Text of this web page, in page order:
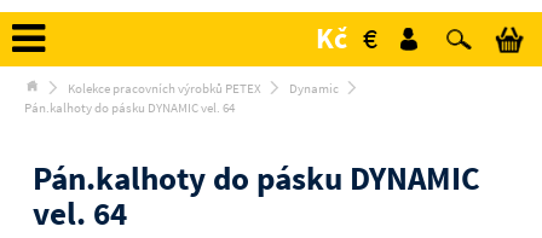
Kč €
Kolekce pracovních výrobků PETEX
Dynamic
Pán.kalhoty do pásku DYNAMIC vel. 64
Pán.kalhoty do pásku DYNAMIC
vel. 64